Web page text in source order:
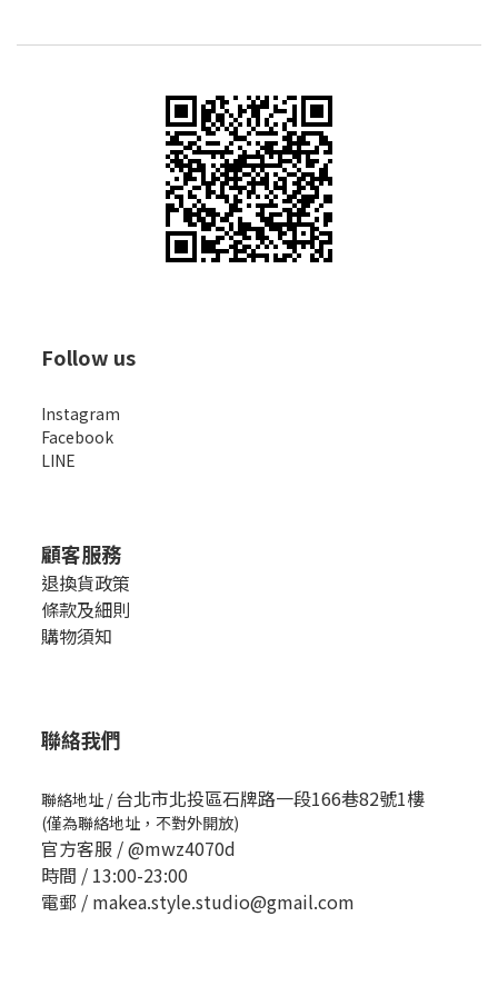
Follow us
Instagram
Facebook
LINE
顧客服務
退換貨政策
條款及細則
購物須知
聯絡我們
聯絡地址 /台北市北投區石牌路一段166巷82號1樓
(僅為聯絡地址，不對外開放)
官方客服 /@mwz4070d
時間 / 13:00-23:00
電郵 / makea.style.studio@gmail.com